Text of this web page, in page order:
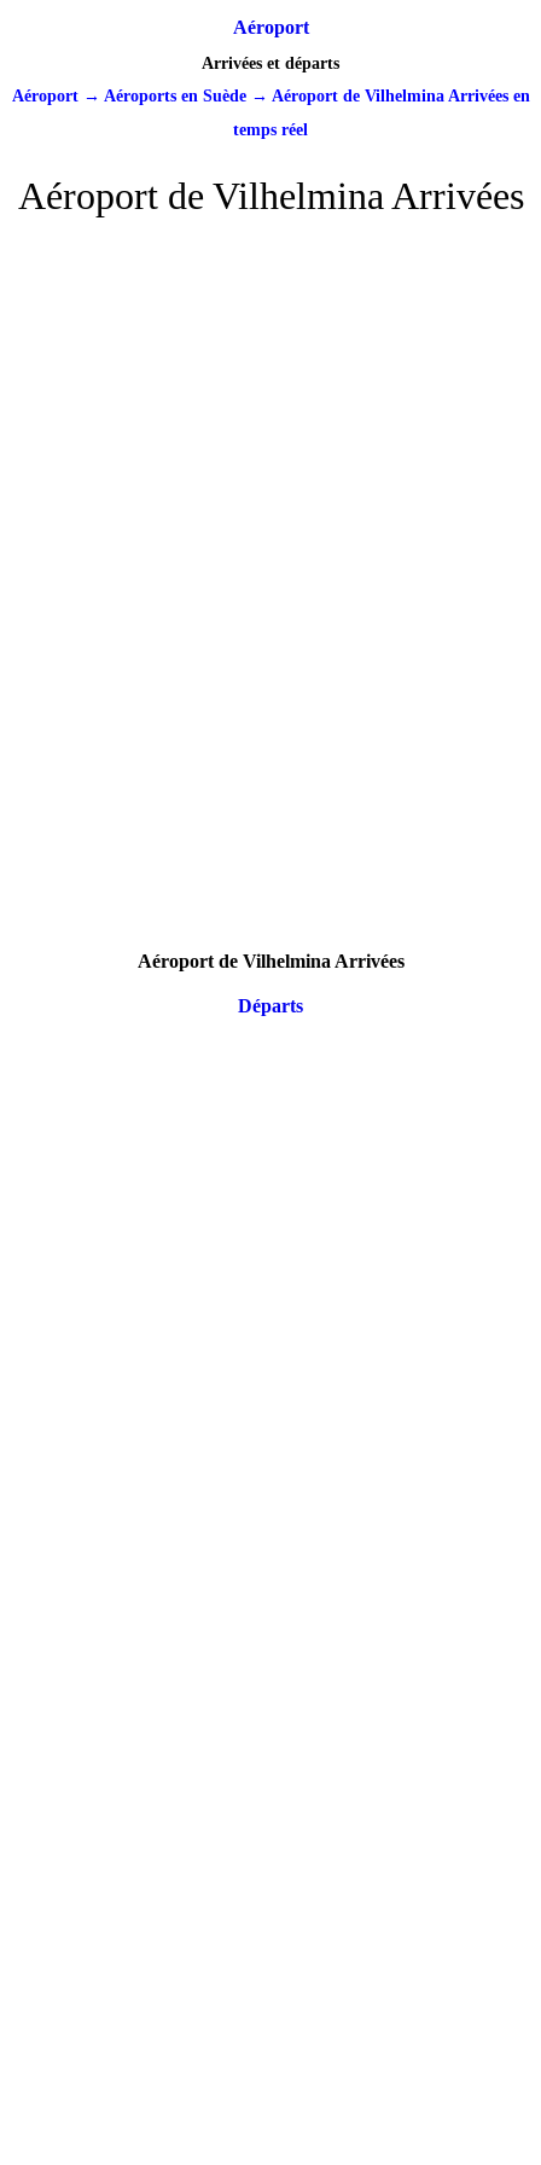
Aéroport
Arrivées et départs
Aéroport→ Aéroports en Suède→ Aéroport de Vilhelmina Arrivées en
temps réel
Aéroport de Vilhelmina Arrivées
Aéroport de Vilhelmina Arrivées
Départs